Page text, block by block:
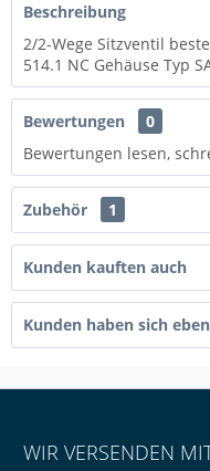
Beschreibung
2/2-Wege Sitzventil
514.1 NC Gehäuse Typ
Bewertungen
0
Bewertungen lesen,
Zubehör 1
Kunden kauften auch
Kunden haben sich
WIR VERSENDEN